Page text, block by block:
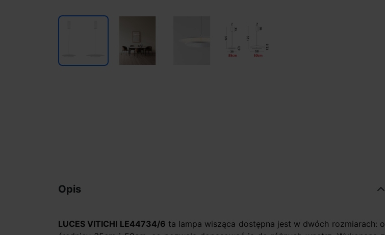
Opis
LUCES VITICHI LE44734/6 ta lampa wisząca dostępna jest w dwóch rozmiarach: o